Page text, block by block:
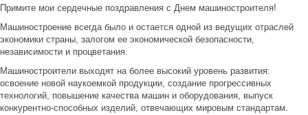
Примите мои сердечные поздравления с Днем машиностроителя!
Машиностроение всегда было и остается одной из ведущих отраслей
экономики страны, залогом ее экономической безопасности,
независимости и процветания.
Машиностроители выходят на более высокий уровень развития:
освоение новой наукоемкой продукции, создание прогрессивных
технологий, повышение качества машин и оборудования, выпуск
конкурентно-способных изделий, отвечающих мировым стандартам.